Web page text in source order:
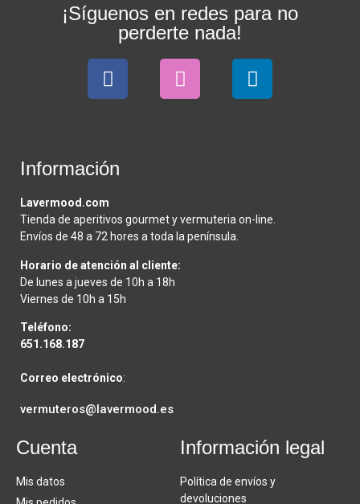
¡Síguenos en redes para no
perderte nada!
Información
Lavermood.com
Tienda de aperitivos gourmet y vermuteria on-line.
Envíos de 48 a 72 hores a toda la península.
Horario de atención al cliente:
De lunes a jueves de 10h a 18h
Viernes de 10h a 15h
Teléfono:
651.168.187
Correo electrónico:
vermuteros@lavermood.es
Cuenta
Mis datos
Información legal
Política de envíos y
devoluciones